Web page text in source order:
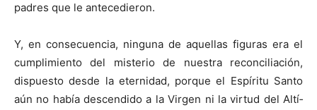
padres que le antecedieron.
Y, en consecuencia, ninguna de aquellas figuras era el
cumplimiento del misterio de nuestra reconciliación,
dispuesto desde la eternidad, porque el Espíritu Santo
aún no había descendido a la Virgen ni la virtud del Altí­